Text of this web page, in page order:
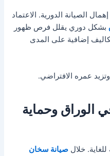
الصيانة الدورية. الاعتماد
بشكل دوري يقلل فرص ظهور
إضافية على المدى
عمره الافتراضي.
وحماية
خلالصيانة سخان